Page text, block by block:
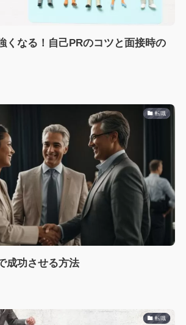
くなる！自己PRのコツと面接時の
転職
成功させる方法
転職